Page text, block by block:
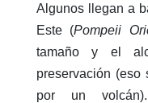
Algunos llegan a
Este (Pompeii
tamaño y el
preservación (eso
por un